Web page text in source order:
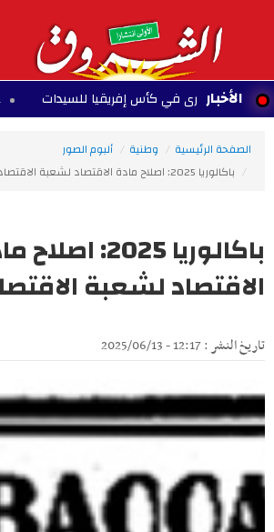
الأخبار
الصفحة الرئيسية وطنية
ألبوم الصور
باكالوريا 2025: اصلاح مادة الاقتصاد لشعبة الاقتصاد والتصرف
باكالوريا 2025:
الاقتصاد لشعبة
تاريخ النشر : 12:17 - 2025/06/13